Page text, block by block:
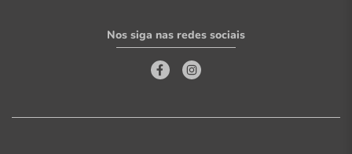
Nos siga nas redes sociais